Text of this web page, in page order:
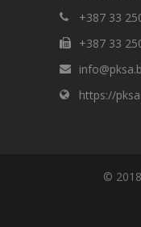
+387 33
+387 33
https://
©